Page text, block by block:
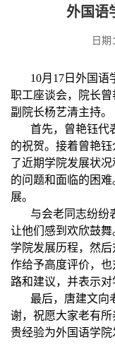
外国语
日
10月17日外国语
职工座谈会，院长
副院长杨艺清主持。
首先，曾艳钰代
的祝贺。接着曾艳
了近期学院发展状
的问题和面临的困
展。
与会老同志纷纷
让他们感到欢欣鼓
学院发展历程，然
作给予高度评价，
路和建议，并表示对
最后，唐建文向
谢，祝愿大家老有
贵经验为外国语学院